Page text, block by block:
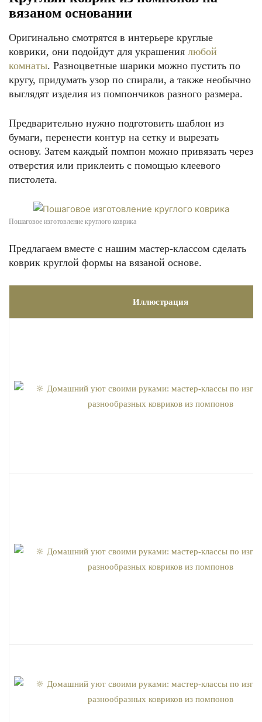
вязаном основании
Оригинально смотрятся в интерьере круглые
коврики, они подойдут для украшения любой
комнаты. Разноцветные шарики можно пустить по
кругу, придумать узор по спирали, а также необычно
выглядят изделия из помпончиков разного размера.
Предварительно нужно подготовить шаблон из
бумаги, перенести контур на сетку и вырезать
основу. Затем каждый помпон можно привязать через
отверстия или приклеить с помощью клеевого
пистолета.
Пошаговое изготовление круглого коврика
Предлагаем вместе с нашим мастер-классом сделать
коврик круглой формы на вязаной основе.
Иллюстрация